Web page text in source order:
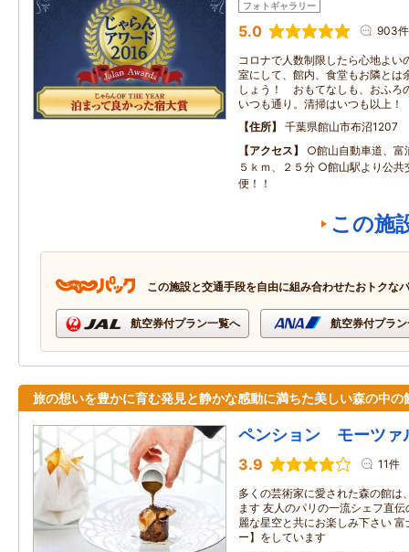
フォトギャラリー
5.0 903件
コロナで人数制限したら心地よい
室にして、館内、食堂もお隣とは
しょう！ おもてなしも、おふろ
いつも通り。清掃はいつも以上！
住所
千葉県館山市布沼1207
アクセス
○館山自動車道、富
５ｋｍ、２５分 ○館山駅より公共
便！！
この施
この施設と交通手段を自由に組み合わせたおトクな
航空券付プラン一覧へ 航空券付プラ
旅の想いを豊かに育む発見と静かな感動に満ちた美しい森の中の
ペンション モーツァ
3.9 11件
多くの芸術家に愛された森の館は
ます 友人のパリの一流シェフ直
麗な星空と共にお楽しみ下さい
ー】をしています